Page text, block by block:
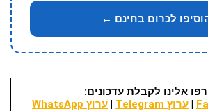
לכרום בחינם ←
אלינו לקבלת עדכונים:
| ערוץ Telegram | ערוץ WhatsApp